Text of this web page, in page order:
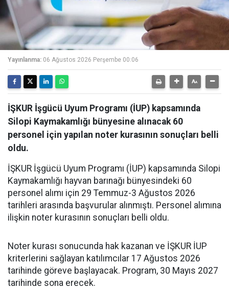
Yayınlanma: 06 Ağustos 2026 Perşembe 00:06
İŞKUR İşgücü Uyum Programı (İUP) kapsamında
Silopi Kaymakamlığı bünyesine alınacak 60
personel için yapılan noter kurasının sonuçları belli
oldu.
İŞKUR İşgücü Uyum Programı (İUP) kapsamında Silopi
Kaymakamlığı hayvan barınağı bünyesindeki 60
personel alımı için 29 Temmuz-3 Ağustos 2026
tarihleri arasında başvurular alınmıştı. Personel alımına
ilişkin noter kurasının sonuçları belli oldu.
Noter kurası sonucunda hak kazanan ve İŞKUR İUP
kriterlerini sağlayan katılımcılar 17 Ağustos 2026
tarihinde göreve başlayacak. Program, 30 Mayıs 2027
tarihinde sona erecek.